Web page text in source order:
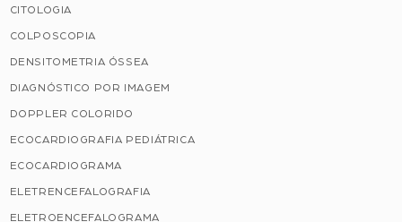
CITOLOGIA
COLPOSCOPIA
DENSITOMETRIA ÓSSEA
DIAGNÓSTICO POR IMAGEM
DOPPLER COLORIDO
ECOCARDIOGRAFIA PEDIÁTRICA
ECOCARDIOGRAMA
ELETRENCEFALOGRAFIA
ELETROENCEFALOGRAMA